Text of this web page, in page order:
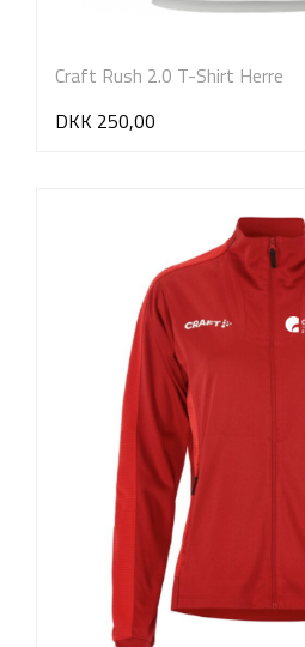
Craft Rush 2.0 T-Shirt Herre
DKK 250,00